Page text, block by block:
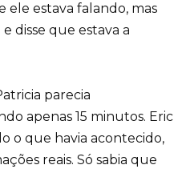
ele estava falando, mas
disse que estava a
parecia
apenas 15 minutos. Eric
o que havia acontecido,
reais. Só sabia que